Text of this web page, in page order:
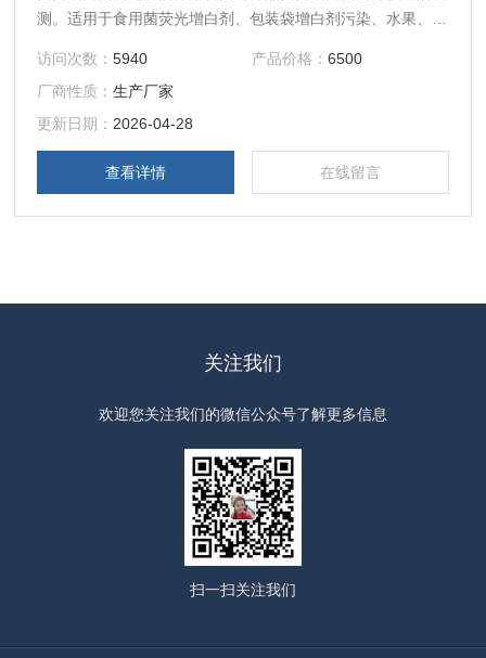
测。适用于食用菌荧光增白剂、包装袋增白剂污染、水果、禽
访问次数：5940 产品价格： 6500
厂商性质：生产厂家
更新日期： 2026-04-28
查看详情 在线留言
关注我们
欢迎您关注我们的微信公众号了解更多信息
扫一扫关注我们